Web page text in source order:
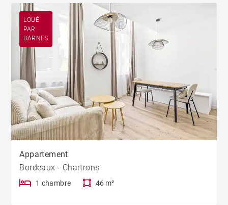
LOUÉ
PAR
BARNES
Appartement
Bordeaux - Chartrons
1 chambre 46 m²